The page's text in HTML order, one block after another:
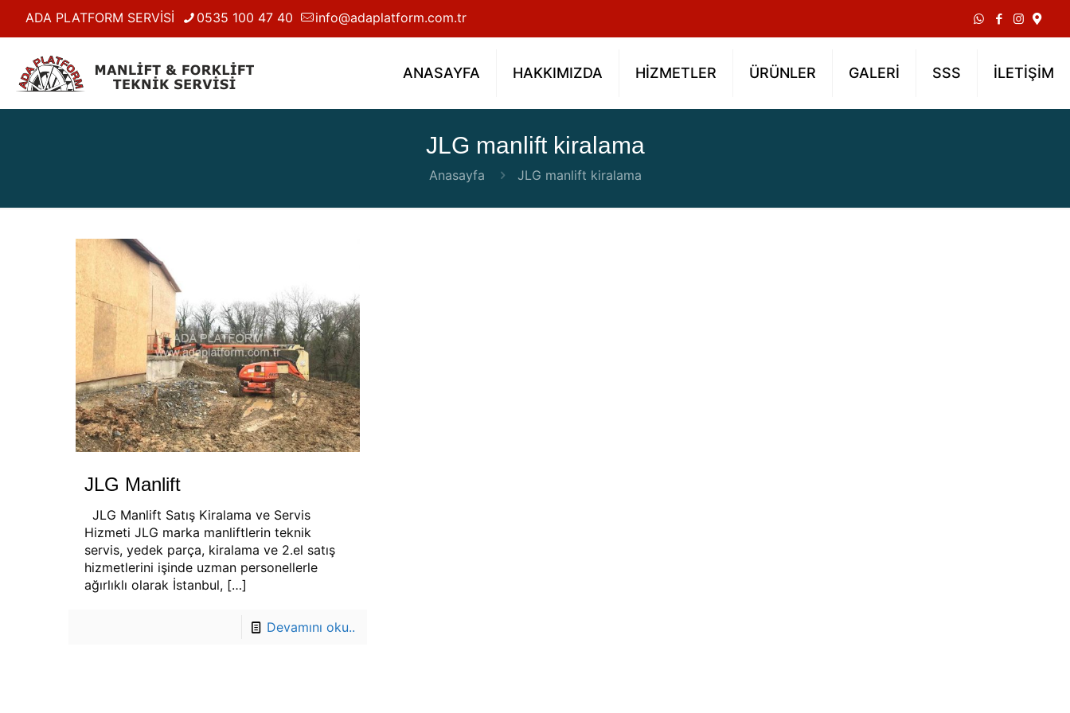
ADA PLATFORM SERVİSİ 0535 100 47 40 info@adaplatform.com.tr
ANASAYFA HAKKIMIZDA HİZMETLER ÜRÜNLER GALERİ SSS İLETİŞİM
JLG manlift kiralama
Anasayfa JLG manlift kiralama
JLG Manlift
JLG Manlift Satış Kiralama ve Servis
Hizmeti JLG marka manliftlerin teknik
servis, yedek parça, kiralama ve 2.el satış
hizmetlerini işinde uzman personellerle
ağırlıklı olarak İstanbul,[…]
Devamını oku..